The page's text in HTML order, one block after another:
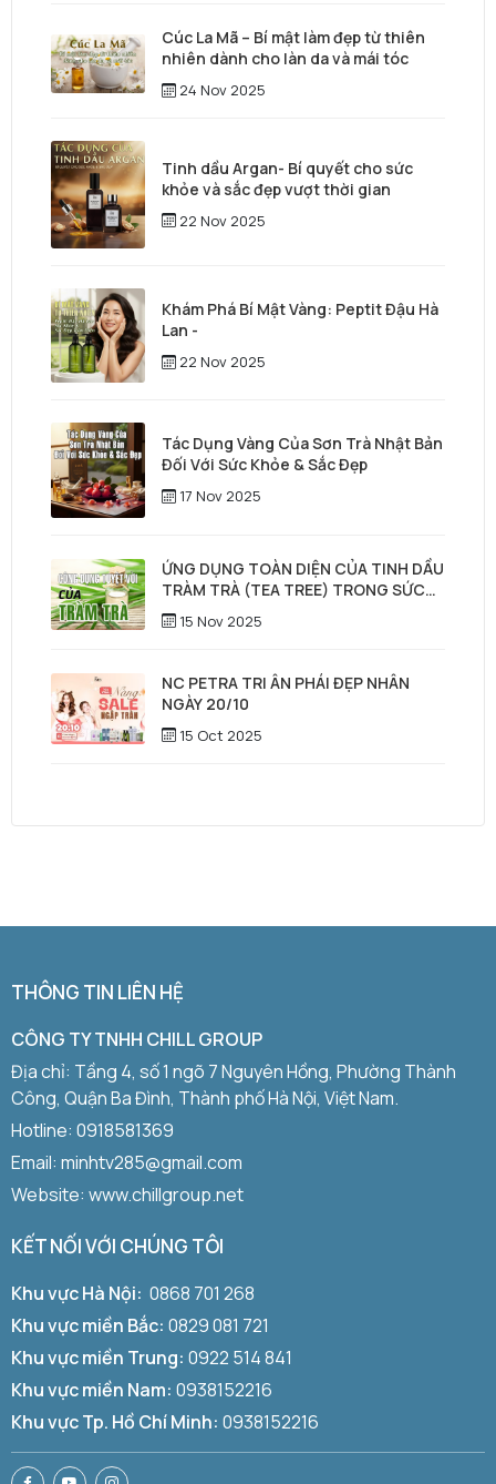
Cúc La Mã – Bí mật làm đẹp từ thiên
nhiên dành cho làn da và mái tóc
24 Nov 2025
Tinh dầu Argan- Bí quyết cho sức
khỏe và sắc đẹp vượt thời gian
22 Nov 2025
Khám Phá Bí Mật Vàng: Peptit Đậu Hà
Lan -
22 Nov 2025
Tác Dụng Vàng Của Sơn Trà Nhật Bản
Đối Với Sức Khỏe & Sắc Đẹp
17 Nov 2025
ỨNG DỤNG TOÀN DIỆN CỦA TINH DẦU
TRÀM TRÀ (TEA TREE) TRONG SỨC
KHỎE, LÀM ĐẸP & CHĂM SÓC TÓC –
DA ĐẦU
15 Nov 2025
NC PETRA TRI ÂN PHÁI ĐẸP NHÂN
NGÀY 20/10
15 Oct 2025
THÔNG TIN LIÊN HỆ
CÔNG TY TNHH CHILL GROUP
Địa chỉ: Tầng 4, số 1 ngõ 7 Nguyên Hồng, Phường Thành
Công, Quận Ba Đình, Thành phố Hà Nội, Việt Nam.
Hotline: 0918581369
Email: minhtv285@gmail.com
Website: www.chillgroup.net
KẾT NỐI VỚI CHÚNG TÔI
Khu vực Hà Nội: 0868 701 268
Khu vực miền Bắc: 0829 081 721
Khu vực miền Trung: 0922 514 841
Khu vực miền Nam: 0938152216
Khu vực Tp. Hồ Chí Minh: 0938152216